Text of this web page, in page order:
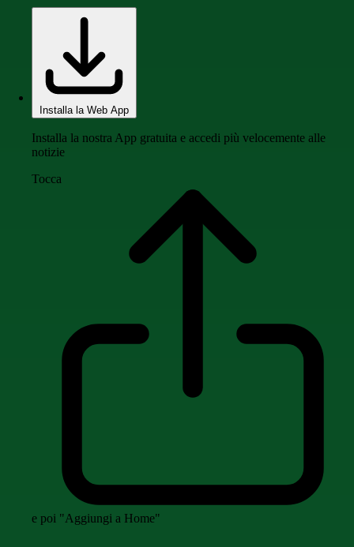
Installa la Web App
Installa la nostra App gratuita e accedi più velocemente alle
notizie
Tocca
e poi "Aggiungi a Home"